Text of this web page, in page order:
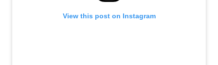
View this post on Instagram